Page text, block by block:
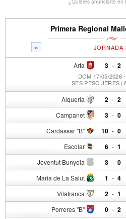
Primera Regional
« JORNADA
Arta 3 - 2
DOM 17/05/2026
SES PESQUERES
Alqueria 2 - 2
Campanet 3 - 0
Cardassar "B" 10 - 0
Escolar 6 - 1
Joventut Bunyola 3 - 0
Maria de La Salut 1 - 4
Vilafranca 2 - 1
Porreres "B" 0 - 2